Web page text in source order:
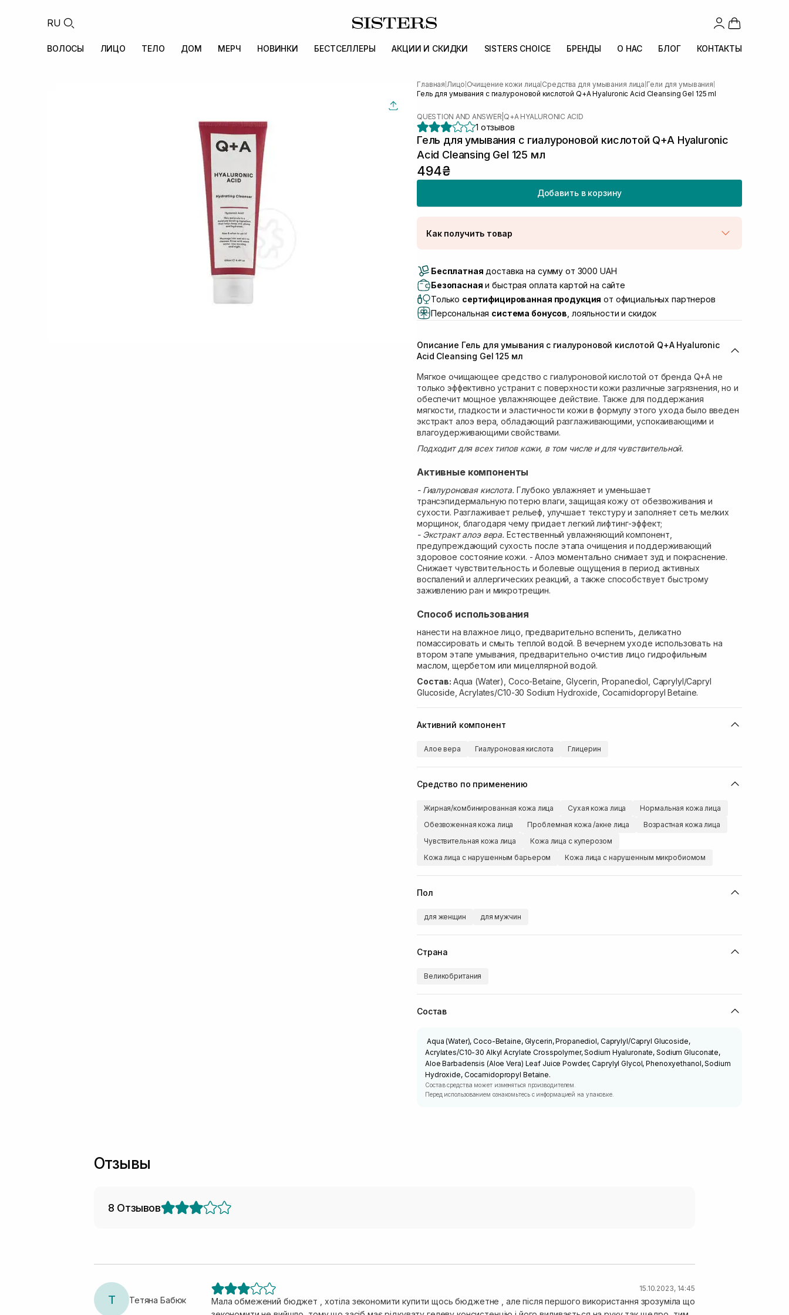
RU
ВОЛОСЫ ЛИЦО ТЕЛО ДОМ МЕРЧ НОВИНКИ БЕСТСЕЛЛЕРЫ АКЦИИ И СКИДКИ SISTERS CHOICE БРЕНДЫ О НАС БЛОГ КОНТАКТЫ
Главная Лицо Очищение кожи лица Средства для умывания лица Гели для умывания
Гель для умывания с гиалуроновой кислотой Q+A Hyaluronic Acid Cleansing Gel 125 ml
QUESTION AND ANSWER Q+A HYALURONIC ACID
1 отзывов
Гель для умывания с гиалуроновой кислотой Q+A Hyaluronic
Acid Cleansing Gel 125 мл
494₴
Добавить в корзину
Как получить товар
Самовывоз г. Луцк, Винниченка 4
Самовывоз г. Львов, ул. Академика Подстригача, 1В (Duck's
Самовывоз Львов (Ивана Франко 36) В наличии
Самовывоз г. Львов ул. Степана Бандеры 43 В наличии
Самовывоз г. Ровно, ул. Кулика и Гудачека 23 (ТЦ Экватор) В наличии
Бесплатная доставка на сумму от 3000 UAH
Безопасная и быстрая оплата картой на сайте
Только сертифицированная продукция от официальных партнеров
Персональная система бонусов , лояльности и скидок
Описание Гель для умывания с гиалуроновой кислотой Q+A Hyaluronic
Acid Cleansing Gel 125 мл
Мягкое очищающее средство с гиалуроновой кислотой от бренда Q+A не
только эффективно устранит с поверхности кожи различные загрязнения, но и
обеспечит мощное увлажняющее действие. Также для поддержания
мягкости, гладкости и эластичности кожи в формулу этого ухода было введен
экстракт алоэ вера, обладающий разглаживающими, успокаивающими и
влагоудерживающими свойствами.
Подходит для всех типов кожи, в том числе и для чувствительной.
Активные компоненты
- Гиалуроновая кислота. Глубоко увлажняет и уменьшает
трансэпидермальную потерю влаги, защищая кожу от обезвоживания и
сухости. Разглаживает рельеф, улучшает текстуру и заполняет сеть мелких
морщинок, благодаря чему придает легкий лифтинг-эффект;
- Экстракт алоэ вера. Естественный увлажняющий компонент,
предупреждающий сухость после этапа очищения и поддерживающий
здоровое состояние кожи. - Алоэ моментально снимает зуд и покраснение.
Снижает чувствительность и болевые ощущения в период активных
воспалений и аллергических реакций, а также способствует быстрому
заживлению ран и микротрещин.
Способ использования
нанести на влажное лицо, предварительно вспенить, деликатно
помассировать и смыть теплой водой. В вечернем уходе использовать на
втором этапе умывания, предварительно очистив лицо гидрофильным
маслом, щербетом или мицеллярной водой.
Состав: Aqua (Water), Coco-Betaine, Glycerin, Propanediol, Caprylyl/Capryl
Glucoside, Acrylates/C10-30 Sodium Hydroxide, Cocamidopropyl Betaine.
Активний компонент
Алое вера Гиалуроновая кислота Глицерин
Средство по применению
Жирная/комбинированная кожа лица Сухая кожа лица
Нормальная кожа лица
Обезвоженная кожа лица
Проблемная кожа /акне лица
Возрастная кожа лица
Чувствительная кожа лица
Кожа лица с куперозом
Кожа лица с нарушенным барьером
Кожа лица с нарушенным микробиомом
Пол
для женщин для мужчин
Страна
Великобритания
Состав
Aqua (Water), Coco-Betaine, Glycerin, Propanediol, Caprylyl/Capryl Glucoside,
Acrylates/C10-30 Alkyl Acrylate Crosspolymer, Sodium Hyaluronate, Sodium Gluconate,
Aloe Barbadensis (Aloe Vera) Leaf Juice Powder, Caprylyl Glycol, Phenoxyethanol, Sodium
Hydroxide, Cocamidopropyl Betaine.
Состав средства может изменяться производителем.
Перед использованием ознакомьтесь с информацией на упаковке.
Отзывы
8 Отзывов
Т Тетяна Бабюк
15.10.2023, 14:45
Мала обмежений бюджет , хотіла зекономити купити щось бюджетне , але після першого використання зрозуміла що